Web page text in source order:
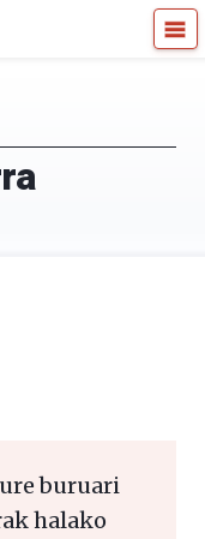
buruari
halako